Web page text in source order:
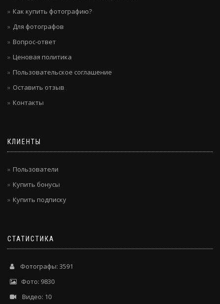
Как купить фотографию?
Для фотографов
Вопрос-ответ
Ценовая политика
Пользовательское соглашение
Оставить отзыв
Контакты
КЛИЕНТЫ
Пользователи
Купить бонусы
Купить подписку
СТАТИСТИКА
Фотографы: 3591
Фото: 9830
Видео: 10